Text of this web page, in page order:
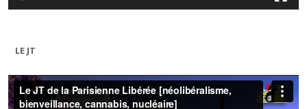
LE JT
Lecteur
vidéo